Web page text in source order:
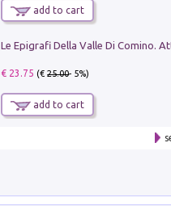
add to cart
€ 23.75 (€25.00- 5%)
add to cart